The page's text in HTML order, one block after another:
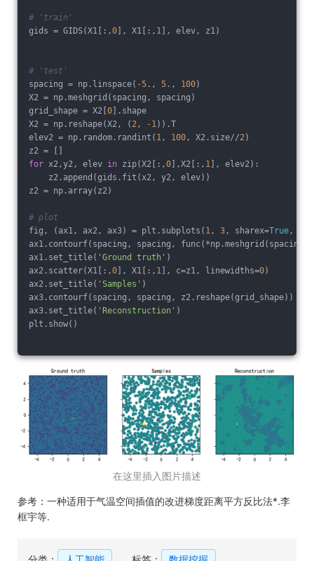
# 'train'
gids = GIDS(X1[:,0], X1[:, 1], elev, z1)
# 'test'
spacing = np.linspace( -5. , 5. , 100)
X2 = np.meshgrid(spacing, spacing)
grid_shape = X2[0].shape
X2 = np.reshape(X2, ( 2, -1)).T
elev2 = np.random.randint( 1, 100, X2.size//2)
z2 = []
for x2,y2, elev in zip(X2[:,0],X2[:, 1], elev2):
z2.append(gids.fit(x2, y2, elev))
z2 = np.array(z2)
# plot
fig, (ax1, ax2, ax3) = plt.subplots( 1, 3, sharex=True,
ax1.contourf(spacing, spacing, func(*np.meshgrid(spacing,
ax1.set_title( 'Ground truth' )
ax2.scatter(X1[:,0], X1[:, 1], c=z1, linewidths=0)
ax2.set_title( 'Samples' )
ax3.contourf(spacing, spacing, z2.reshape(grid_shape))
ax3.set_title( 'Reconstruction' )
plt.show()
在这里插入图片描述
参考：一种适用于气温空间插值的改进梯度距离平方反比法*.李
框宇等.